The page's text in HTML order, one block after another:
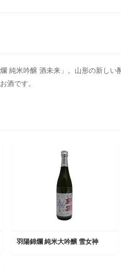
純米吟醸 酒未来」。山形の新しい
酒です。
羽陽錦爛 純米大吟醸 雪女神